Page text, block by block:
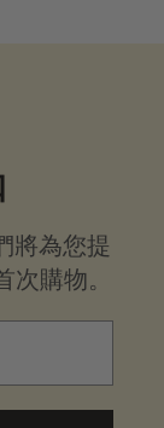
將為您提
購物。